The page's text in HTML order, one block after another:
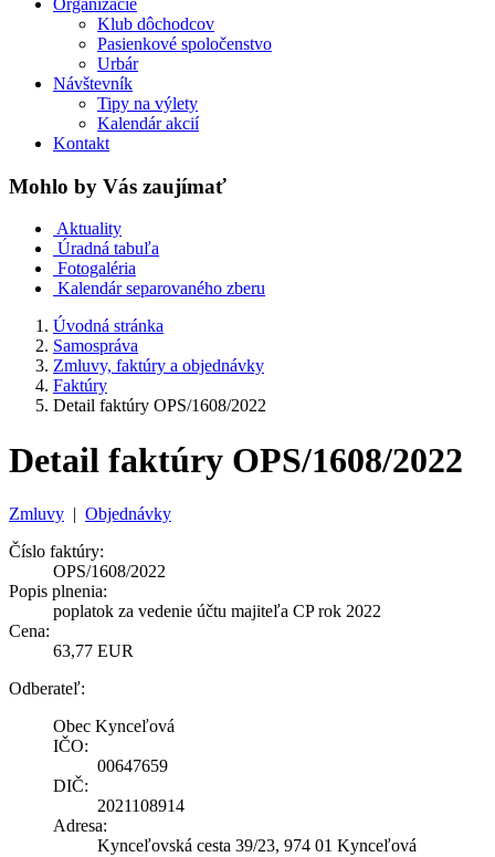
Organizácie
Klub dôchodcov
Pasienkové spoločenstvo
Urbár
Návštevník
Tipy na výlety
Kalendár akcií
Kontakt
Mohlo by Vás zaujímať
Aktuality
Úradná tabuľa
Fotogaléria
Kalendár separovaného zberu
Úvodná stránka
Samospráva
Zmluvy, faktúry a objednávky
Faktúry
Detail faktúry OPS/1608/2022
Detail faktúry OPS/1608/2022
Zmluvy | Objednávky
Číslo faktúry:
OPS/1608/2022
Popis plnenia:
poplatok za vedenie účtu majiteľa CP rok 2022
Cena:
63,77 EUR
Odberateľ:
Obec Kynceľová
IČO:
00647659
DIČ:
2021108914
Adresa:
Kynceľovská cesta 39/23, 974 01 Kynceľová